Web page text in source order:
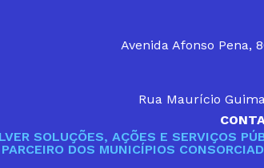
Avenida Afonso Pena,
Rua Maurício
SOLUÇÕES, AÇÕES E SERVIÇOS
DOS MUNICÍPIOS